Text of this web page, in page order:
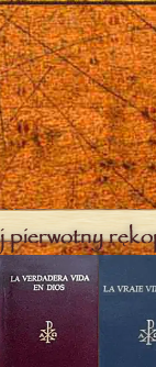
pierwotny